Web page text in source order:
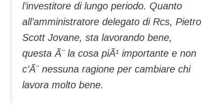
l’investitore di lungo periodo. Quanto
all’amministratore delegato di Rcs, Pietro
Scott Jovane, sta lavorando bene,
questa Ã¨ la cosa piÃ¹ importante e non
c’Ã¨ nessuna ragione per cambiare chi
lavora molto bene.